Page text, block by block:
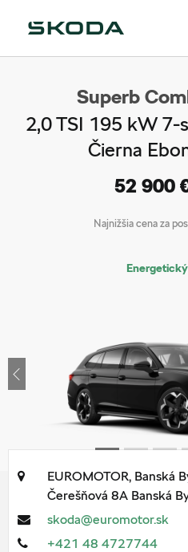
Superb
2,0 TSI 195 kW
Čierna
52 900
Najnižšia cena za
Previous
EUROMOTOR, Banská
Čerešňová 8A Banská
skoda@euromotor.sk
+421 48 4727744